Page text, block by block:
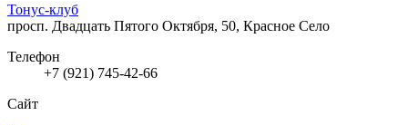
Тонус-клуб
просп. Двадцать Пятого Октября, 50, Красное Село
Телефон
+7 (921) 745-42-66
Сайт